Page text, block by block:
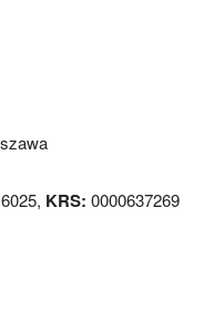
KRS: 0000637269